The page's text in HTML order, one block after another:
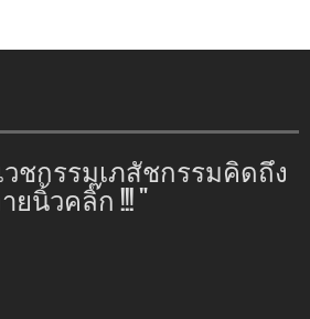
วชกรรมเภสัชกรรมคิดถึง
ยนิ้วคลิ๊ก !!! "